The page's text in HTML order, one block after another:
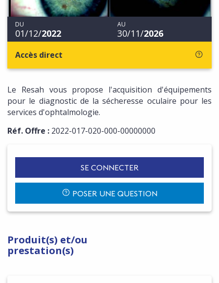
DU
01/12/2022
AU
30/11/2026
Accès direct
Le Resah vous propose l'acquisition d'équipements
pour le diagnostic de la sécheresse oculaire pour les
services d'ophtalmologie.
Réf. Offre : 2022-017-020-000-00000000
SE CONNECTER
POSER UNE QUESTION
Produit(s) et/ou
prestation(s)